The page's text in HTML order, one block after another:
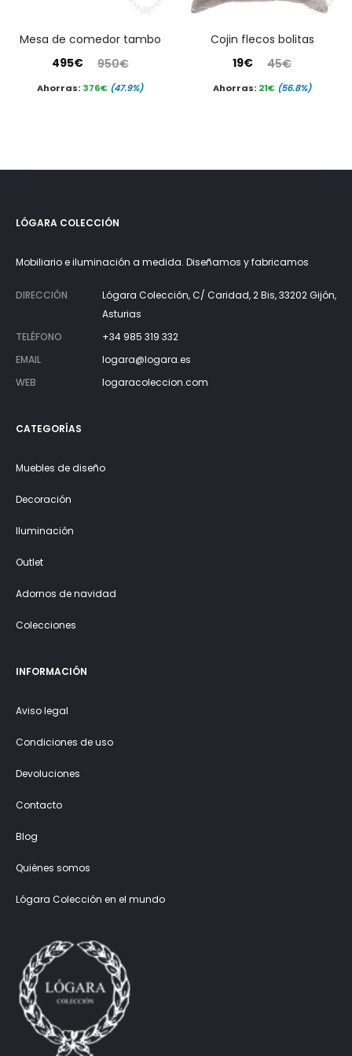
mesa de comedor tambo
950€
El
precio
495€
precioAhorras: 376€ (47.9%)
cojin flecos bolitas
45€
El
precio
19€
El
precio
Ahorras: 21€ (56.8%)
LÓGARA COLECCIÓN
Mobiliario e iluminación a medida. Diseñamos y fabricamos
DIRECCIÓN
Lógara Colección, C/ Caridad, 2 Bis, 33202 Gijón,
Asturias
TELÉFONO
+34 985 319 332
EMAIL
logara@logara.es
WEB
logaracoleccion.com
CATEGORÍAS
Muebles de diseño
Decoración
Iluminación
Outlet
Adornos de navidad
Colecciones
INFORMACIÓN
Aviso legal
Condiciones de uso
Devoluciones
Contacto
Blog
Quiénes somos
Lógara Colección en el mundo